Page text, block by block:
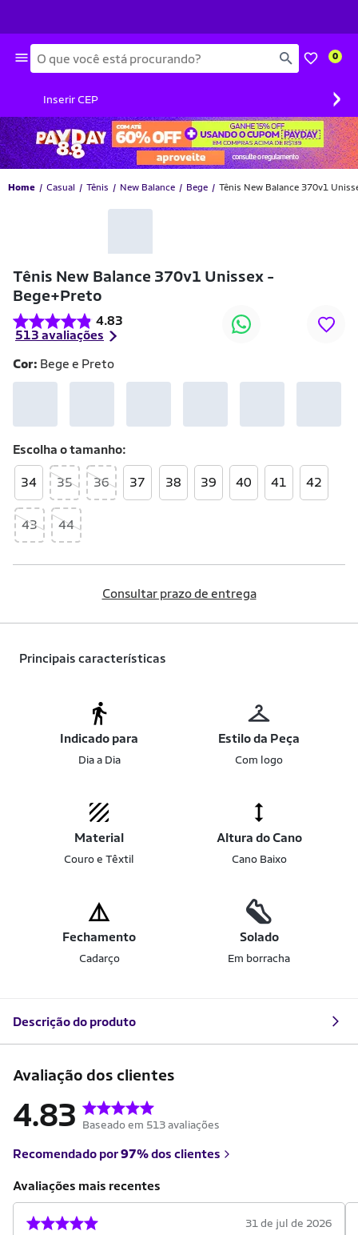
Busca 0
Inserir CEP ›
Home Casual Tênis New Balance Bege Tênis New Balance 370v1
Tênis New Balance 370v1 Unissex -
Bege+Preto
4.83
513 avaliações
Cor: Bege e Preto
Escolha otamanho
34 35 36 37 38 39 40 41 42
43 44
Consultar prazo de entrega
Principais características
Indicado para
Dia a Dia
Estilo da Peça
Com logo
Material
Couro e Têxtil
Altura do Cano
Cano Baixo
Fechamento
Cadarço
Solado
Em borracha
Descrição do produto
Avaliação dos clientes
4.83 Baseado em 513 avaliações
Recomendado por97%dos clientes
Avaliações mais recentes
31 de jul de 2026